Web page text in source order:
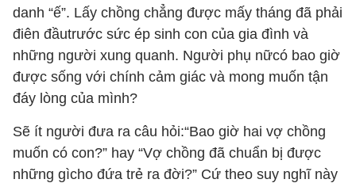
danh “ế”. Lấy chồng chẳng được mấy tháng đã phải
điên đầutrước sức ép sinh con của gia đình và
những người xung quanh. Người phụ nữcó bao giờ
được sống với chính cảm giác và mong muốn tận
đáy lòng của mình?
Sẽ ít người đưa ra câu hỏi:“Bao giờ hai vợ chồng
muốn có con?” hay “Vợ chồng đã chuẩn bị được
những gìcho đứa trẻ ra đời?” Cứ theo suy nghĩ này